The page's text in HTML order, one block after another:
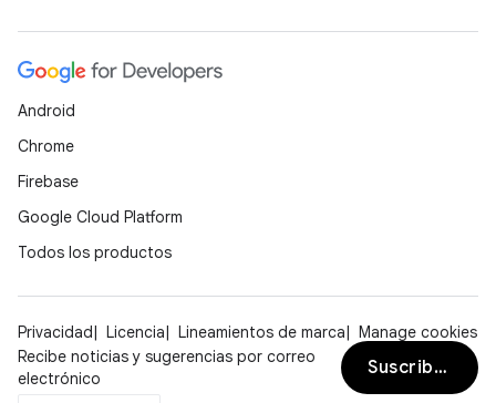
Android
Chrome
Firebase
Google Cloud Platform
Todos los productos
Privacidad Licencia Lineamientos de marca
Manage cookies
Recibe noticias y sugerencias por correo
electrónico
Suscribirse